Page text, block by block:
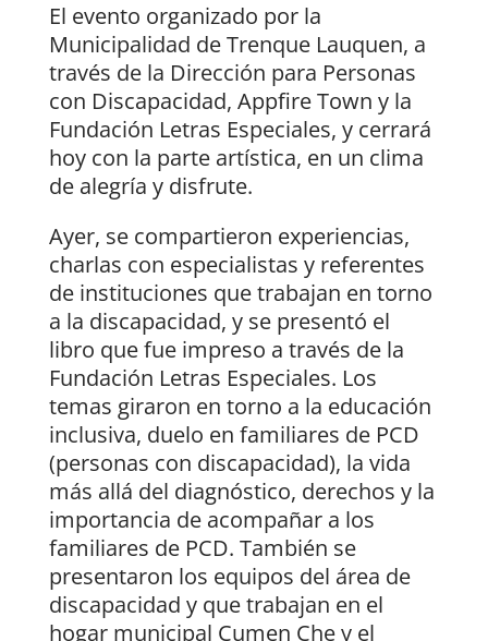
El evento organizado por la
Municipalidad de Trenque Lauquen, a
través de la Dirección para Personas
con Discapacidad, Appfire Town y la
Fundación Letras Especiales, y cerrará
hoy con la parte artística, en un clima
de alegría y disfrute.
Ayer, se compartieron experiencias,
charlas con especialistas y referentes
de instituciones que trabajan en torno
a la discapacidad, y se presentó el
libro que fue impreso a través de la
Fundación Letras Especiales. Los
temas giraron en torno a la educación
inclusiva, duelo en familiares de PCD
(personas con discapacidad), la vida
más allá del diagnóstico, derechos y la
importancia de acompañar a los
familiares de PCD. También se
presentaron los equipos del área de
discapacidad y que trabajan en el
hogar municipal Cumen Che y el